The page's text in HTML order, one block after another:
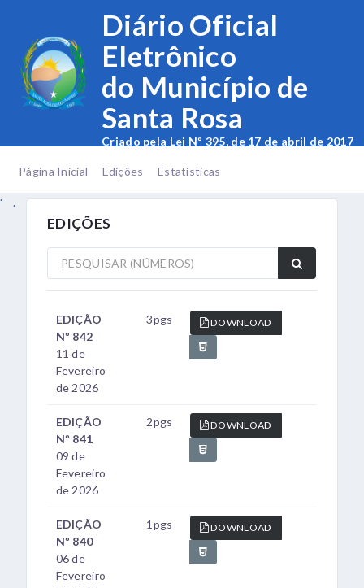
Diário Oficial
Eletrônico
do Município de
Santa Rosa
Criado pela Lei Nº 395, de 17 de abril de 2017
Página Inicial
Edições
Estatísticas
.
.
EDIÇÕES
EDIÇÃO
Nº 842
11 de
Fevereiro
de 2026
3pgs DOWNLOAD
EDIÇÃO
Nº 841
09 de
Fevereiro
de 2026
2pgs DOWNLOAD
EDIÇÃO
Nº 840
06 de
Fevereiro
1pgs DOWNLOAD